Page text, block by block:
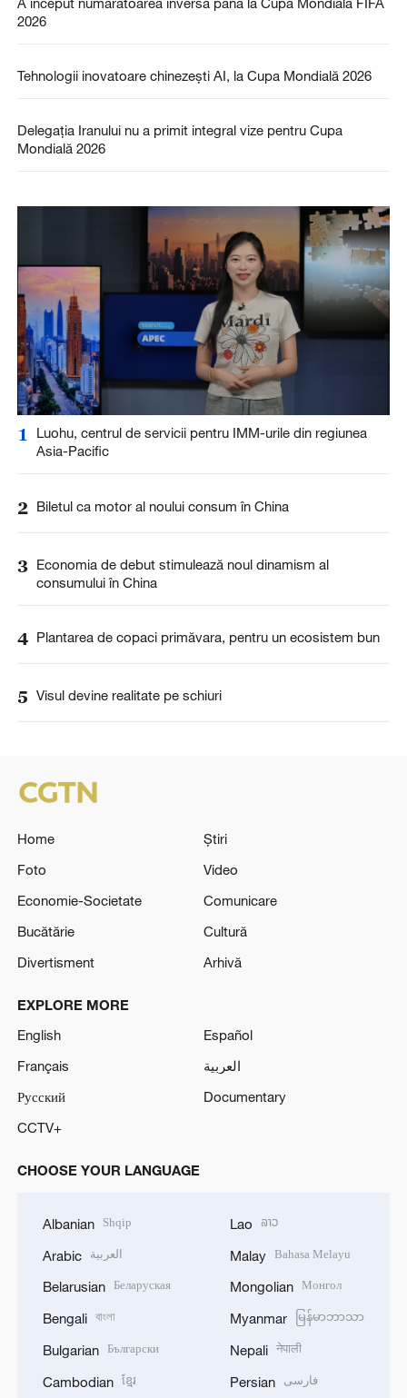
2026
Tehnologii inovatoare chinezești AI, la Cupa Mondială 2026
Delegația Iranului nu a primit integral vize pentru Cupa
Mondială 2026
1
Luohu, centrul de servicii pentru IMM-urile din regiunea
Asia-Pacific
2 Biletul ca motor al noului consum în China
3 Economia de debut stimulează noul dinamism al
consumului în China
4 Plantarea de copaci primăvara, pentru un ecosistem bun
5 Visul devine realitate pe schiuri
Home
Știri
Foto
Video
Economie-Societate
Comunicare
Bucătărie
Cultură
Divertisment
Arhivă
EXPLORE MORE
English
Español
Français
العربية
Русский
Documentary
CCTV+
CHOOSE YOUR LANGUAGE
Albanian Shqip
Arabic العربية
Belarusian Беларуская
Bengali বাংলা
Bulgarian Български
Cambodian ខ្មែរ
Lao ລາວ
Malay Bahasa Melayu
Mongolian Монгол
Myanmar မြန်မာဘာသာ
Nepali नेपाली
Persian فارسی